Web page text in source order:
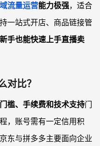
流量运营能力极强，适合
一站式开店、商品链接管
新手也能快速上手直播卖
对比？
槛、手续费和技术支持门
，账号需有一定信用积
东与拼多多主要面向企业